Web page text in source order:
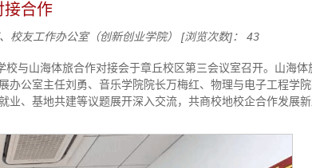
接合作
校友工作办公室（创新创业学院） [浏览次数]： 43
与山海体旅合作对接会于章丘校区第三会议室召开。山海体
公室主任刘勇、音乐学院院长万梅红、物理与电子工程学院
、基地共建等议题展开深入交流，共商校地校企合作发展新